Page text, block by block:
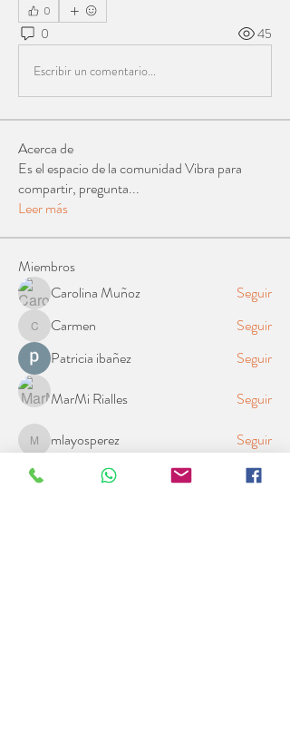
0
0 45
Escribir un comentario...
Acerca de
Es el espacio de la comunidad Vibra para
compartir, pregunta...
Leer más
Miembros
Carolina Muñoz
Seguir
CarmenCarmen
Seguir
Patricia ibañez
Seguir
MarMi Rialles
Seguir
mlayosperez
mlayosperez
Seguir
Ver todos los miembros (23)